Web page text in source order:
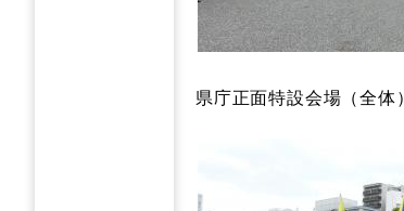
県庁正面特設会場（全体）